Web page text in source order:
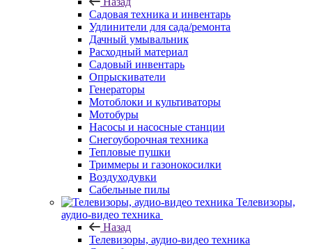
Садовая техника и инвентарь
Удлинители для сада/ремонта
Дачный умывальник
Расходный материал
Садовый инвентарь
Опрыскиватели
Генераторы
Мотоблоки и культиваторы
Мотобуры
Насосы и насосные станции
Снегоуборочная техника
Тепловые пушки
Триммеры и газонокосилки
Воздуходувки
Сабельные пилы
Телевизоры,
аудио-видео техника
Назад
Телевизоры, аудио-видео техника